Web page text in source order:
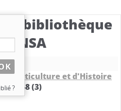
la bibliothèque
d'Horticulture et d'Histoire
vol. 148 (3)
?